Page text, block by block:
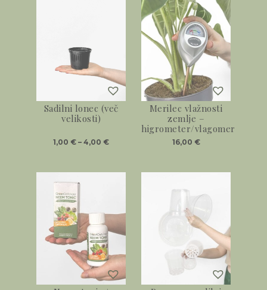
Sadilni lonec (več
velikosti)
1,00 € – 4,00 €
Merilec vlažnosti
zemlje –
higrometer/vlagomer
16,00 €